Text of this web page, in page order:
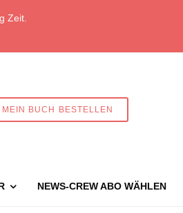
Zeit.
MEIN BUCH BESTELLEN
NEWS-CREW ABO WÄHLEN